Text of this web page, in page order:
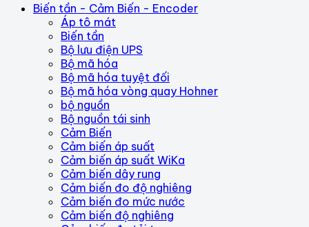
Biến tần - Cảm Biến - Encoder
Áp tô mát
Biến tần
Bộ lưu điện UPS
Bộ mã hóa
Bộ mã hóa tuyệt đối
Bộ mã hóa vòng quay Hohner
bộ nguồn
Bộ nguồn tái sinh
Cảm Biến
Cảm biến áp suất
Cảm biến áp suất WiKa
Cảm biến dây rung
Cảm biến đo độ nghiêng
Cảm biến đo mức nước
Cảm biến độ nghiêng